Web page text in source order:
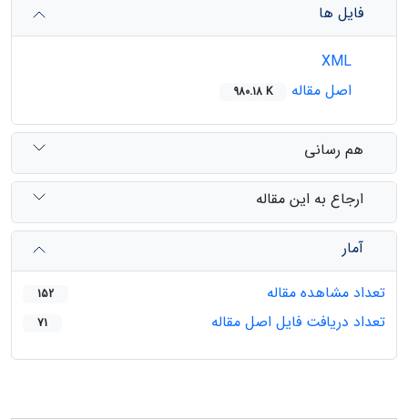
فایل ها
اصل مقاله
980.18 K
هم رسانی
ارجاع به این مقاله
آمار
تعداد مشاهده مقاله
152
تعداد دریافت فایل اصل مقاله 71